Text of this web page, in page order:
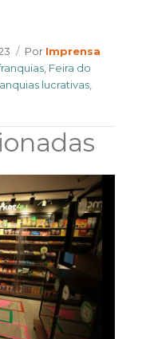
Por Author
Imprensa
Feira do
lucrativas